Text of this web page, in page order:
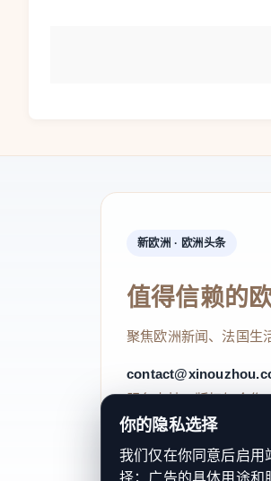
新欧洲 · 欧洲头条
值得信赖的
聚焦欧洲新闻、法国生
服务支持、版权与合作
你的隐私选择
我们仅在你同意后启用
择；广告的具体用途和